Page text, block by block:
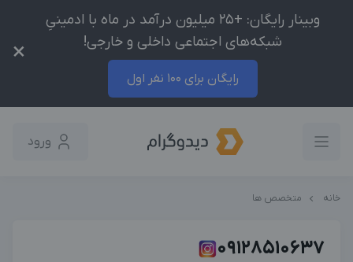
وبینار رایگان: +25 میلیون درآمد در ماه با ادمینیِ
شبکه‌های اجتماعی داخلی و خارجی!
رایگان برای 100 نفر اول
×
ورود
خانه متخصص ها
09128510637